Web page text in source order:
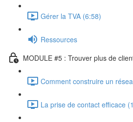
Gérer la TVA (6:58)
Ressources
MODULE #5 : Trouver plus de
Comment construire un
La prise de contact efficace